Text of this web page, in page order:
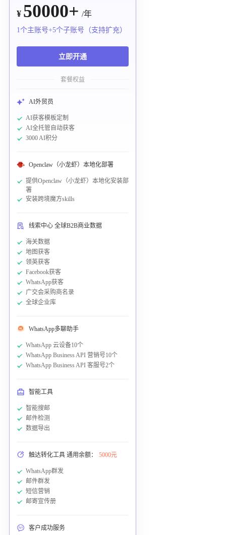
¥ 50000+ /年
1个主账号+5个子账号（支持扩充）
立即开通
套餐权益
AI外贸员
AI获客模板定制
AI全托管自动获客
3000 AI积分
Openclaw（小龙虾）本地化部署
提供Openclaw（小龙虾）本地化安装部
署
安装跨境魔方skills
线索中心 全球B2B商业数据
海关数据
地图获客
领英获客
Facebook获客
WhatsApp获客
广交会采购商名录
全球企业库
WhatsApp多聊助手
WhatsApp 云设备10个
WhatsApp Business API 营销号10个
WhatsApp Business API 客服号2个
智能工具
智能搜邮
邮件检测
数据导出
触达转化工具 通用余额： 5000元
WhatsApp群发
邮件群发
短信营销
邮寄宣传册
客户成功服务